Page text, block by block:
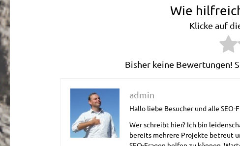
Wie
Klicke auf
Bisher keine Bewertungen!
admin
Hallo liebe Besucher und alle
Wer schreibt hier? Ich bin
bereits mehrere Projekte betreut